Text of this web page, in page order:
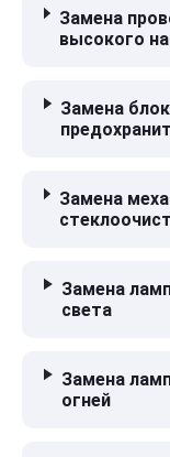
Замена
высокого
Замена
Замена
Замена
света
Замена
огней